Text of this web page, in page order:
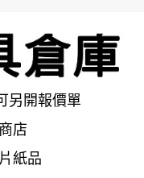
另開報價單
店
紙品